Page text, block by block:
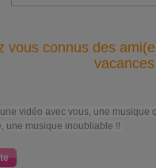
vous connus des
vidéo avec vous, une musique
une musique inoubliable !!